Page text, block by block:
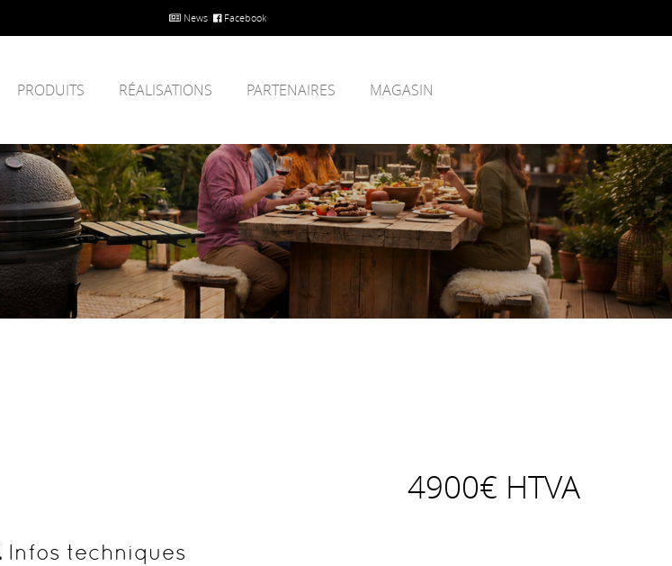
News Facebook
PRODUITS RÉALISATIONS PARTENAIRES MAGASIN
4900€ HTVA
Infos techniques